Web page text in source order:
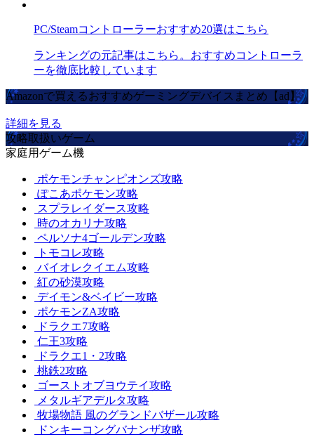
PC/Steamコントローラーおすすめ20選はこちら
ランキングの元記事はこちら。おすすめコントローラ
ーを徹底比較しています
Amazonで買えるおすすめゲーミングデバイスまとめ【ad】
詳細を見る
攻略取扱いゲーム
家庭用ゲーム機
ポケモンチャンピオンズ攻略
ぽこあポケモン攻略
スプラレイダース攻略
時のオカリナ攻略
ペルソナ4ゴールデン攻略
トモコレ攻略
バイオレクイエム攻略
紅の砂漠攻略
デイモン&ベイビー攻略
ポケモンZA攻略
ドラクエ7攻略
仁王3攻略
ドラクエ1・2攻略
桃鉄2攻略
ゴーストオブヨウテイ攻略
メタルギアデルタ攻略
牧場物語 風のグランドバザール攻略
ドンキーコングバナンザ攻略